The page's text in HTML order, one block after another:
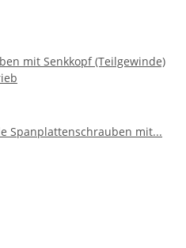
mit Senkkopf (Teilgewinde)